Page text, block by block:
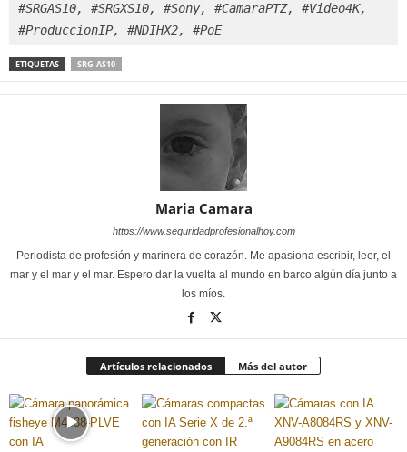
#SRGAS10, #SRGXS10, #Sony, #CamaraPTZ, #Video4K,
#ProduccionIP, #NDIHX2, #PoE
ETIQUETAS SRG-AS10
Maria Camara
https://www.seguridadprofesionalhoy.com
Periodista de profesión y marinera de corazón. Me apasiona escribir, leer, el
mar y el mar y el mar. Espero dar la vuelta al mundo en barco algún día junto a
los míos.
Artículos relacionados Más del autor